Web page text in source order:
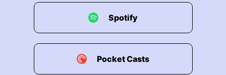
Spotify
Pocket Casts